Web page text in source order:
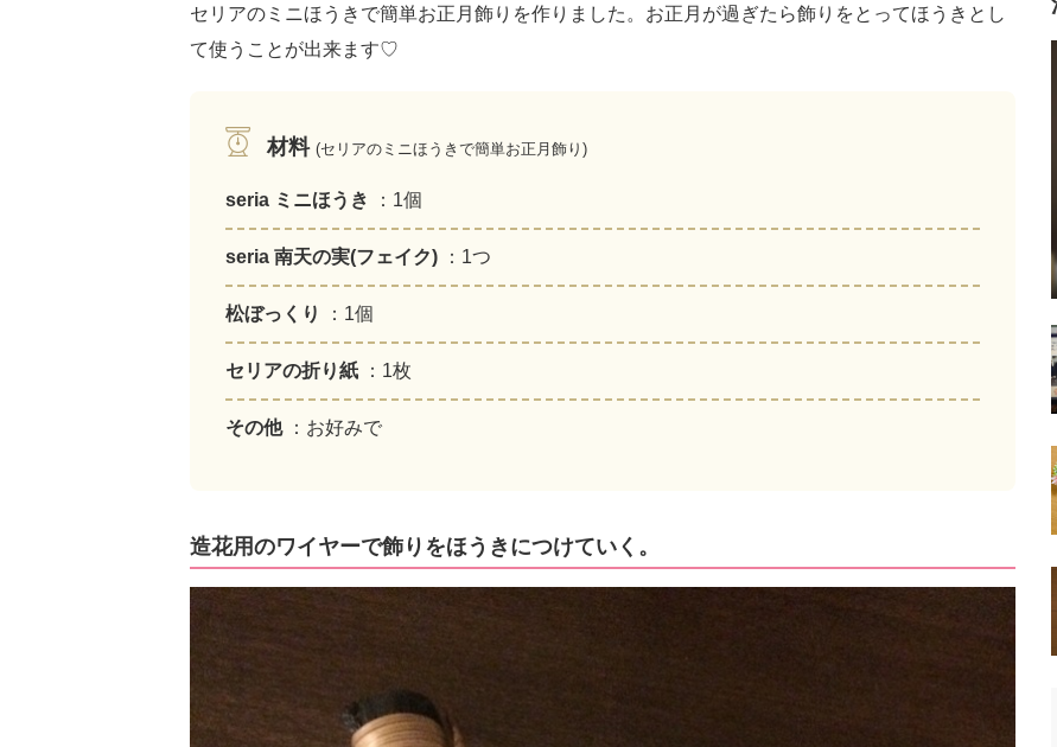
セリアのミニほうきで簡単お正月飾りを作りました。お正月が過ぎたら飾りをとってほうきとし
て使うことが出来ます♡
材料 (セリアのミニほうきで簡単お正月飾り)
seria ミニほうき ：1個
seria 南天の実(フェイク) ：1つ
松ぼっくり ：1個
セリアの折り紙 ：1枚
その他 ：お好みで
造花用のワイヤーで飾りをほうきにつけていく。